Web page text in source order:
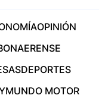
OPINIÓN
DEPORTES
MUNDO MOTOR